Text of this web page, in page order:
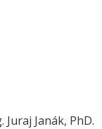
Janák, PhD.